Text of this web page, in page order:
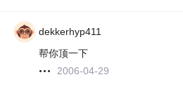
dekkerhyp411
帮你顶一下
2006-04-29